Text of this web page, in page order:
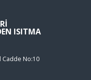
ISITMA
Cadde No:10